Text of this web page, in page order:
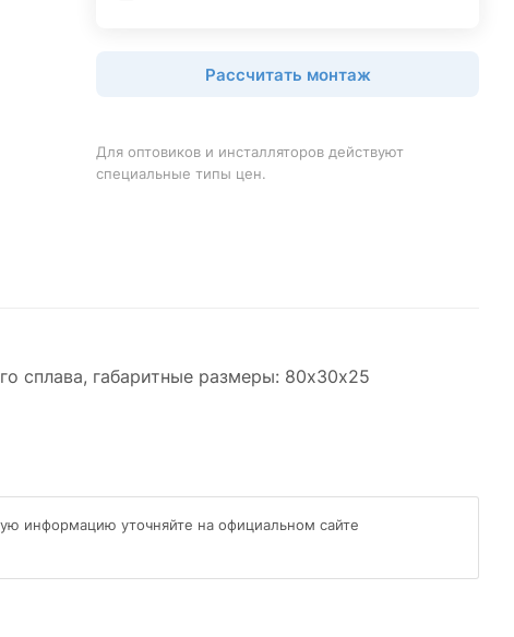
Рассчитать монтаж
Для оптовиков и инсталляторов действуют
специальные типы цен.
сплава, габаритные размеры: 80х30х25
информацию уточняйте на официальном сайте